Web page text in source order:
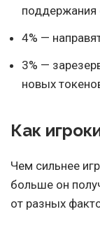
поддержания
4% —
3% —
новых
Как
Чем сильнее
больше он
от разных